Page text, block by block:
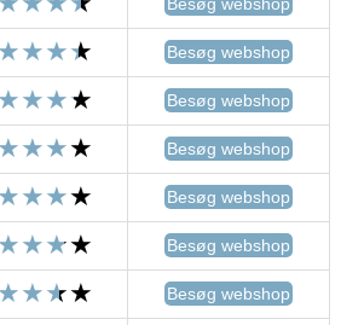
Besøg webshop
Besøg webshop
Besøg webshop
Besøg webshop
Besøg webshop
Besøg webshop